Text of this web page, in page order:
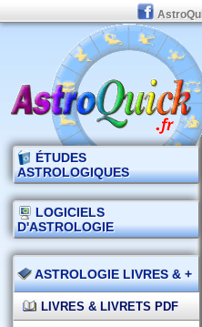
ÉTUDES
ASTROLOGIQUES
LOGICIELS
D'ASTROLOGIE
ASTROLOGIE LIVRES & +
LIVRES & LIVRETS PDF